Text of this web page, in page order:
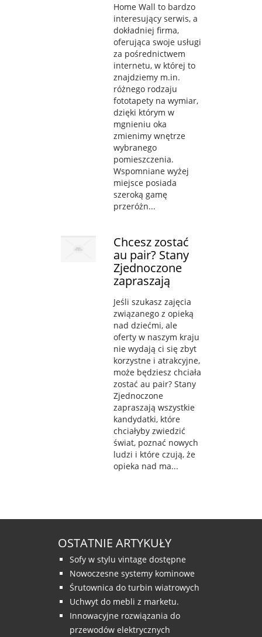
Home Wall to bardzo
interesujący serwis, a
dokładniej firma,
oferująca swoje usługi
za pośrednictwem
internetu, w której to
znajdziemy m.in.
różnego rodzaju
fototapety na wymiar,
dzięki którym w
mgnieniu oka
zmienimy wnętrze
wybranego
pomieszczenia.
Wspomniane wyżej
miejsce posiada
szeroką gamę
przeróżn...
Chcesz zostać
au pair? Stany
Zjednoczone
zapraszają
Jeśli szukasz zajęcia
związanego z opieką
nad dziećmi, ale
oferty w naszym kraju
nie wydają ci się zbyt
korzystne i atrakcyjne,
może będziesz chciała
zostać au pair? Stany
Zjednoczone
zapraszają wszystkie
kandydatki, które
chciałyby zwiedzić
świat, poznać nowych
ludzi i które czują, że
opieka nad ma...
OSTATNIE ARTYKUŁY
Sofy w stylu vintage dostępne
Nowoczesne systemy kominowe
Śrutownica do turbin wiatrowych
Uchwyt do mebli z marketu.
Innowacyjne rozwiązania do
przewodów elektrycznych